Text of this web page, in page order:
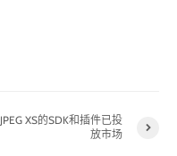
JPEG XS的SDK和插件已投
放市场